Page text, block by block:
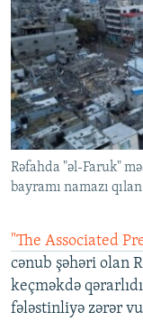
FOTOQALEREYA
İNFOQRAFIKA
KARIKATURA
OXU ZALI
AZƏRBAYCAN
İSLAM VƏ
İZ - MƏDƏNIYYƏT
HAQQIMIZDA
MISSIYAMIZ
PEŞƏ ETIKASI VƏ
AZADLIQRADIOSU
BIZIMLƏ ƏLAQƏ
BIZI IZLƏ
RFE/RL-in bütün
Rəfahda "əl-Faruk"
bayramı namazı
"The Associated
cənub şəhəri olan
keçməkdə
fələstinliyə zərər